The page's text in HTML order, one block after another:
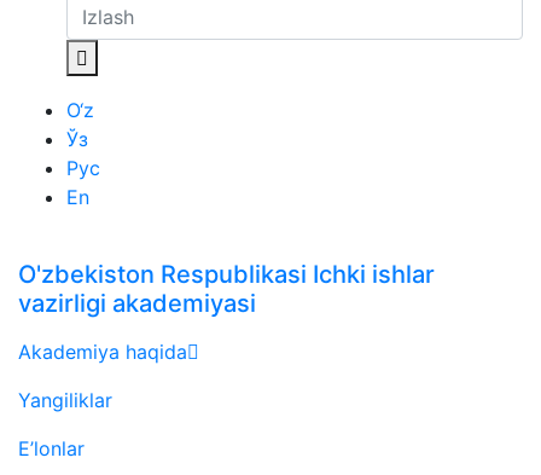
O‘z
Ўз
Рус
En
O'zbekiston Respublikasi Ichki ishlar
vazirligi akademiyasi
Akademiya haqida
Yangiliklar
E’lonlar